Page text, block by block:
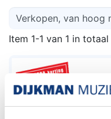
Item 1-1 van 1 in